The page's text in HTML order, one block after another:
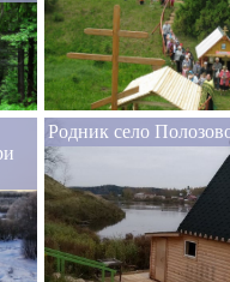
Родник село